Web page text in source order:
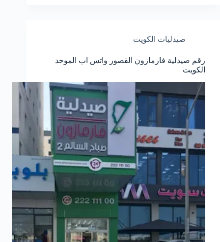
صيدليات الكويت
رقم صيدلية فارمازون القصور واتس اب الموحد
الكويت